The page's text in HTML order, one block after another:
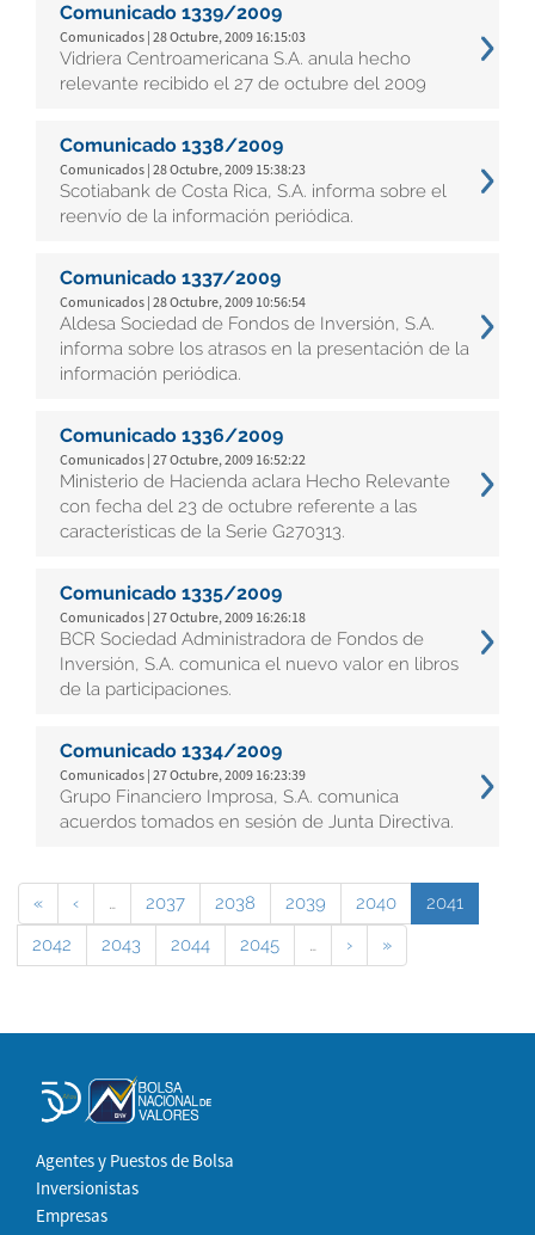
Comunicado 1339/2009
Comunicados | 28 Octubre, 2009 16:15:03
Vidriera Centroamericana S.A. anula hecho
relevante recibido el 27 de octubre del 2009
Comunicado 1338/2009
Comunicados | 28 Octubre, 2009 15:38:23
Scotiabank de Costa Rica, S.A. informa sobre el
reenvío de la información periódica.
Comunicado 1337/2009
Comunicados | 28 Octubre, 2009 10:56:54
Aldesa Sociedad de Fondos de Inversión, S.A.
informa sobre los atrasos en la presentación de la
información periódica.
Comunicado 1336/2009
Comunicados | 27 Octubre, 2009 16:52:22
Ministerio de Hacienda aclara Hecho Relevante
con fecha del 23 de octubre referente a las
características de la Serie G270313.
Comunicado 1335/2009
Comunicados | 27 Octubre, 2009 16:26:18
BCR Sociedad Administradora de Fondos de
Inversión, S.A. comunica el nuevo valor en libros
de la participaciones.
Comunicado 1334/2009
Comunicados | 27 Octubre, 2009 16:23:39
Grupo Financiero Improsa, S.A. comunica
acuerdos tomados en sesión de Junta Directiva.
« ‹ … 2037 2038 2039 2040
2041
2042
2043 2044 2045 … › »
Agentes y Puestos de Bolsa
Inversionistas
Empresas